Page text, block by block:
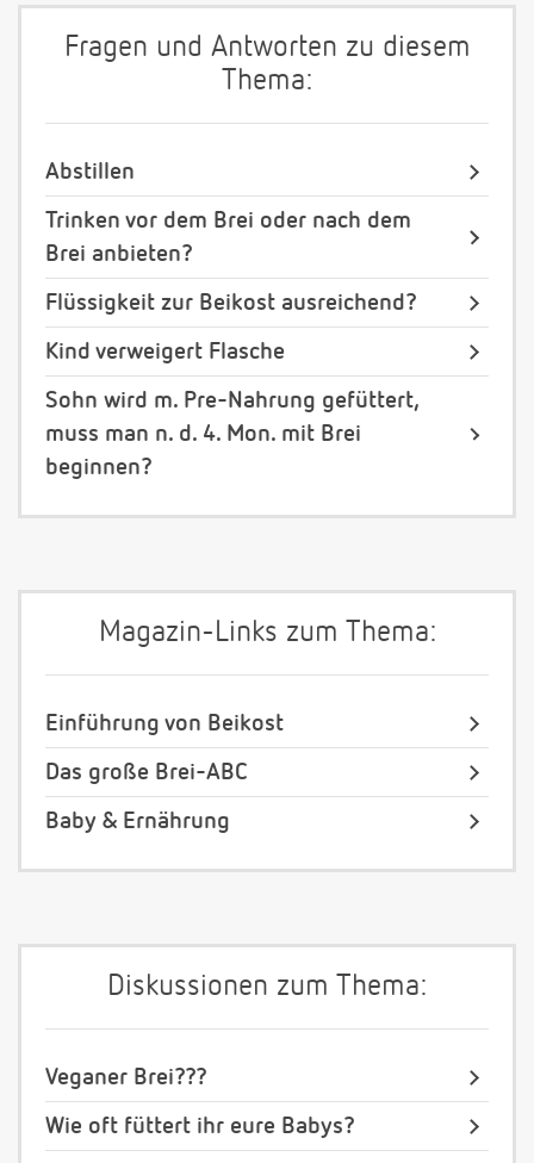
Fragen und Antworten zu diesem
Thema:
Abstillen
Trinken vor dem Brei oder nach dem
Brei anbieten?
Flüssigkeit zur Beikost ausreichend?
Kind verweigert Flasche
Sohn wird m. Pre-Nahrung gefüttert,
muss man n. d. 4. Mon. mit Brei
beginnen?
Magazin-Links zum Thema:
Einführung von Beikost
Das große Brei-ABC
Baby & Ernährung
Diskussionen zum Thema:
Veganer Brei???
Wie oft füttert ihr eure Babys?